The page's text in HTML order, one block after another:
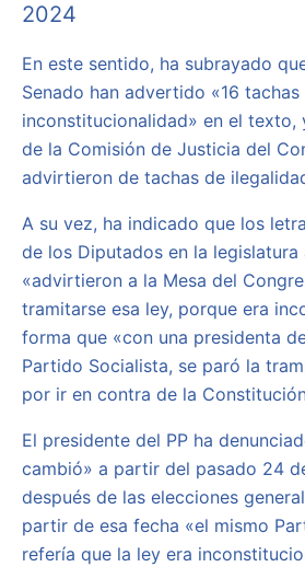
2024
En este sentido, ha subrayado
Senado han advertido «16 tachas
inconstitucionalidad» en el texto,
de la Comisión de Justicia del
advirtieron de tachas de
A su vez, ha indicado que los
de los Diputados en la legislatura
«advirtieron a la Mesa del
tramitarse esa ley, porque era
forma que «con una presidenta
Partido Socialista, se paró la
por ir en contra de la
El presidente del PP ha
cambió» a partir del pasado 24
después de las elecciones
partir de esa fecha «el mismo
refería que la ley era